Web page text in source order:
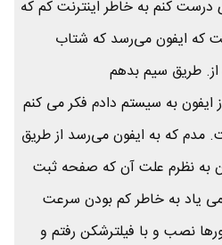
کنم به خاطر اینترنت کم که
که ایفون می‌رسد که شتاب
ایفون به سیستم دادم فکر می کنم
که به ایفون می‌رسد از طریق
به نظرم علت آن که صفحه ثبت
نمی یاد به خاطر کم بودن سرعت
نصب و با فیلترشکن رفتم و